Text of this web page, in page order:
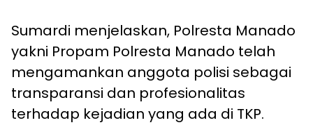
Sumardi menjelaskan, Polresta Manado
yakni Propam Polresta Manado telah
mengamankan anggota polisi sebagai
transparansi dan profesionalitas
terhadap kejadian yang ada di TKP.